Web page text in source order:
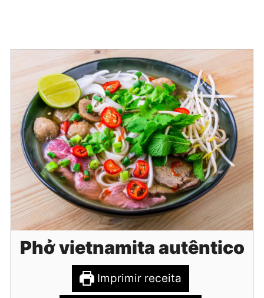
Phở vietnamita autêntico
Imprimir receita